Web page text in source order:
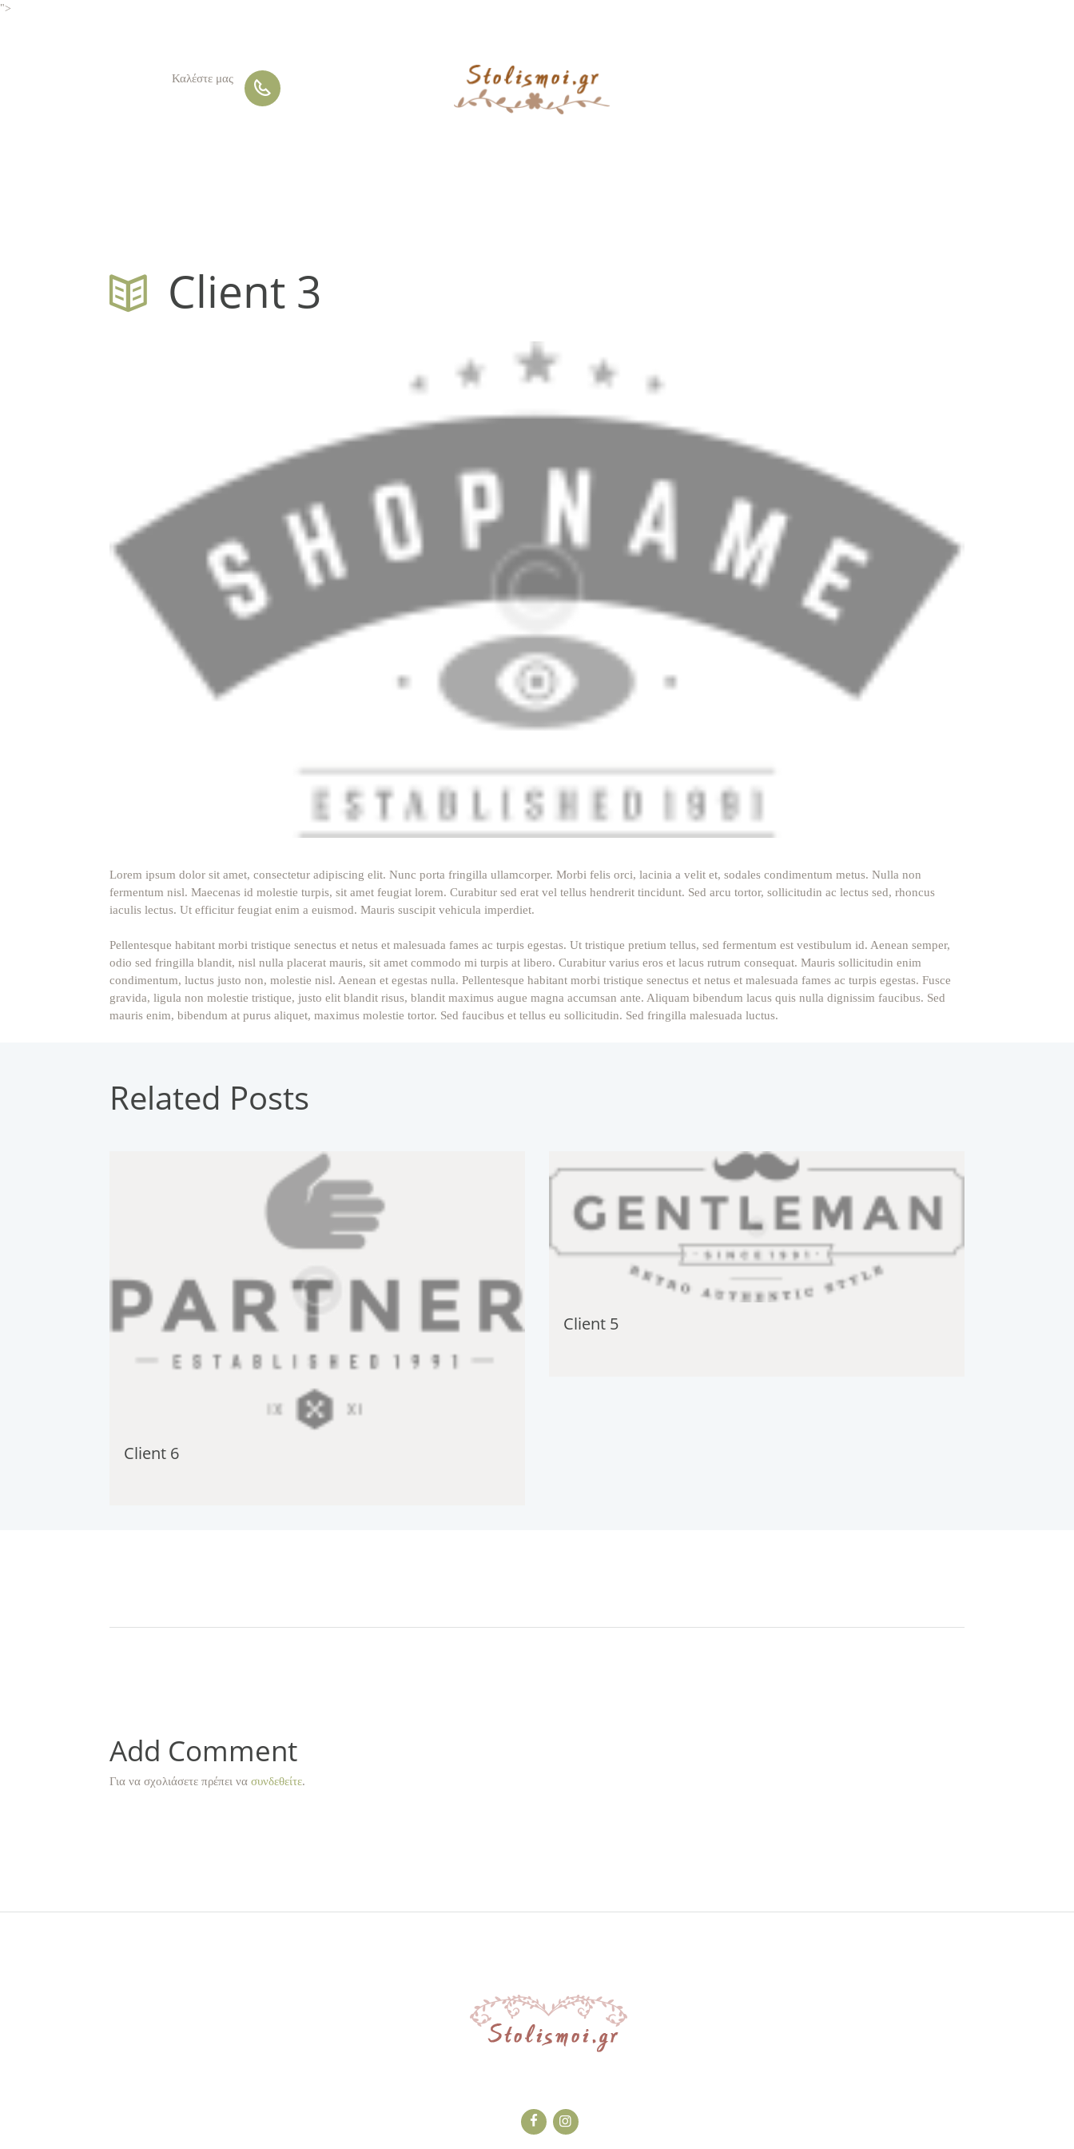
">
Καλέστε μας
Client 3
Lorem ipsum dolor sit amet, consectetur adipiscing elit. Nunc porta fringilla ullamcorper. Morbi felis orci, lacinia a velit et, sodales condimentum metus. Nulla non
fermentum nisl. Maecenas id molestie turpis, sit amet feugiat lorem. Curabitur sed erat vel tellus hendrerit tincidunt. Sed arcu tortor, sollicitudin ac lectus sed, rhoncus
iaculis lectus. Ut efficitur feugiat enim a euismod. Mauris suscipit vehicula imperdiet.
Pellentesque habitant morbi tristique senectus et netus et malesuada fames ac turpis egestas. Ut tristique pretium tellus, sed fermentum est vestibulum id. Aenean semper,
odio sed fringilla blandit, nisl nulla placerat mauris, sit amet commodo mi turpis at libero. Curabitur varius eros et lacus rutrum consequat. Mauris sollicitudin enim
condimentum, luctus justo non, molestie nisl. Aenean et egestas nulla. Pellentesque habitant morbi tristique senectus et netus et malesuada fames ac turpis egestas. Fusce
gravida, ligula non molestie tristique, justo elit blandit risus, blandit maximus augue magna accumsan ante. Aliquam bibendum lacus quis nulla dignissim faucibus. Sed
mauris enim, bibendum at purus aliquet, maximus molestie tortor. Sed faucibus et tellus eu sollicitudin. Sed fringilla malesuada luctus.
Related Posts
Client 6
Client 5
Add Comment
Για να σχολιάσετε πρέπει να συνδεθείτε.